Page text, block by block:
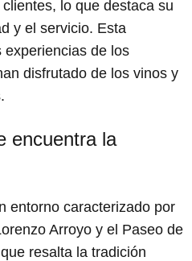
lo que destaca su
y el servicio. Esta
experiencias de los
disfrutado de los vinos y
encuentra la
entorno caracterizado por
Arroyo y el Paseo de
resalta la tradición